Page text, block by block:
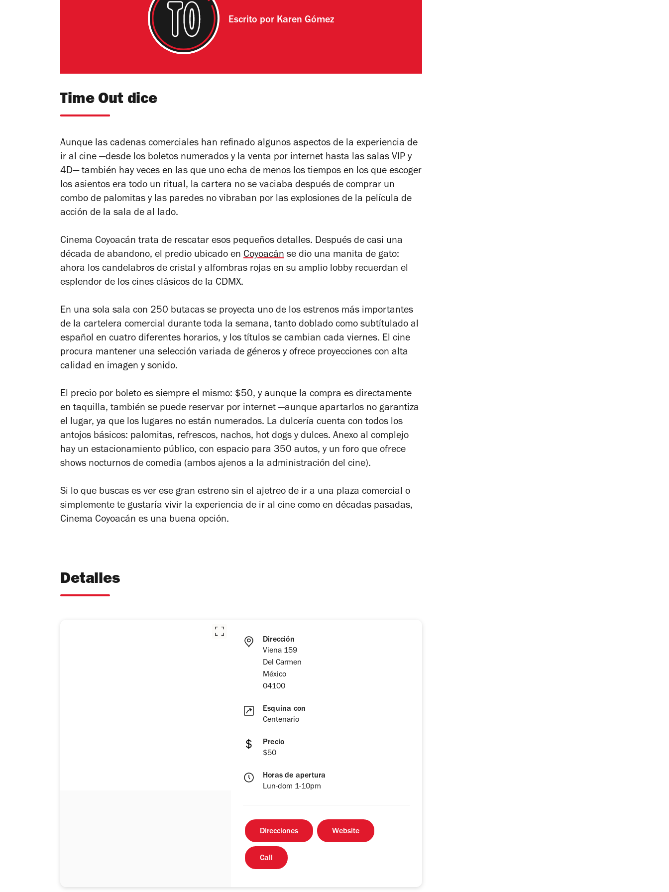
Escrito por Karen Gómez
Time Out dice
Aunque las cadenas comerciales han refinado algunos aspectos de la experiencia de
ir al cine —desde los boletos numerados y la venta por internet hasta las salas VIP y
4D— también hay veces en las que uno echa de menos los tiempos en los que escoger
los asientos era todo un ritual, la cartera no se vaciaba después de comprar un
combo de palomitas y las paredes no vibraban por las explosiones de la película de
acción de la sala de al lado.
Cinema Coyoacán trata de rescatar esos pequeños detalles. Después de casi una
década de abandono, el predio ubicado en Coyoacán se dio una manita de gato:
ahora los candelabros de cristal y alfombras rojas en su amplio lobby recuerdan el
esplendor de los cines clásicos de la CDMX.
En una sola sala con 250 butacas se proyecta uno de los estrenos más importantes
de la cartelera comercial durante toda la semana, tanto doblado como subtítulado al
español en cuatro diferentes horarios, y los títulos se cambian cada viernes. El cine
procura mantener una selección variada de géneros y ofrece proyecciones con alta
calidad en imagen y sonido.
El precio por boleto es siempre el mismo: $50, y aunque la compra es directamente
en taquilla, también se puede reservar por internet —aunque apartarlos no garantiza
el lugar, ya que los lugares no están numerados. La dulcería cuenta con todos los
antojos básicos: palomitas, refrescos, nachos, hot dogs y dulces. Anexo al complejo
hay un estacionamiento público, con espacio para 350 autos, y un foro que ofrece
shows nocturnos de comedia (ambos ajenos a la administración del cine).
Si lo que buscas es ver ese gran estreno sin el ajetreo de ir a una plaza comercial o
simplemente te gustaría vivir la experiencia de ir al cine como en décadas pasadas,
Cinema Coyoacán es una buena opción.
Detalles
Dirección
Viena 159
Del Carmen
México
04100
Esquina con
Centenario
Precio
$50
Horas de apertura
Lun-dom 1-10pm
Direcciones Website
Call